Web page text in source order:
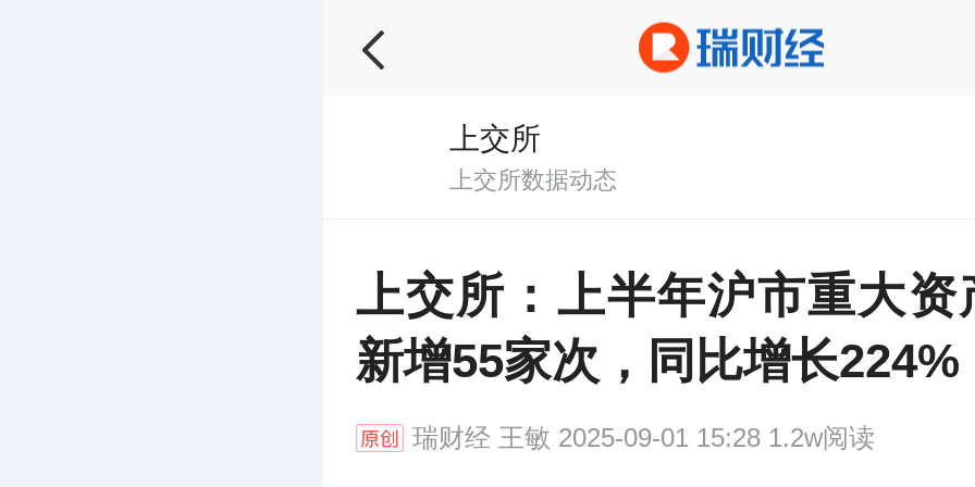
上交所
上交所数据动态
上交所：上半年沪市重大资
新增55家次，同比增长224%
瑞财经 王敏 2025-09-01 15:28 1.2w阅读